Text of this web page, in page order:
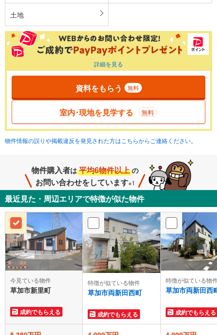
土地
詳細を見る
資料をもらう 無料
室内･現地を見学する 無料
物件情報の誤りや掲載違反を発見された方はこちらからご連絡ください。
物件購入者は 平均6物件以上 の
お問い合わせをしています※1
最近見た・周辺エリアで特徴が似た物件
今見ている物件
草加市新里町
成約でもらえる
特徴が似ている物件
草加市両新田西町
成約でもらえる
特徴が似ている物
草加市両新田西
成約でもらえる